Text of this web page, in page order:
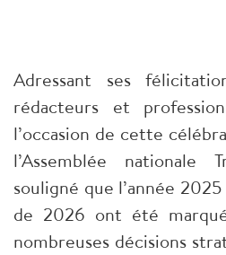
Adressant ses
rédacteurs et
l’occasion de cette
l’Assemblée nationale
souligné que l’année
de 2026 ont été
nombreuses décisions